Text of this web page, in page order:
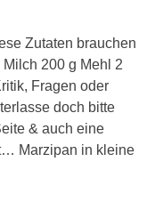
Zutaten brauchen
200 g Mehl 2
Fragen oder
doch bitte
& auch eine
Marzipan in kleine